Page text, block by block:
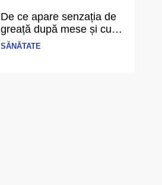
De ce apare senzația de
greață după mese și cum
o prevenim?
SĂNĂTATE